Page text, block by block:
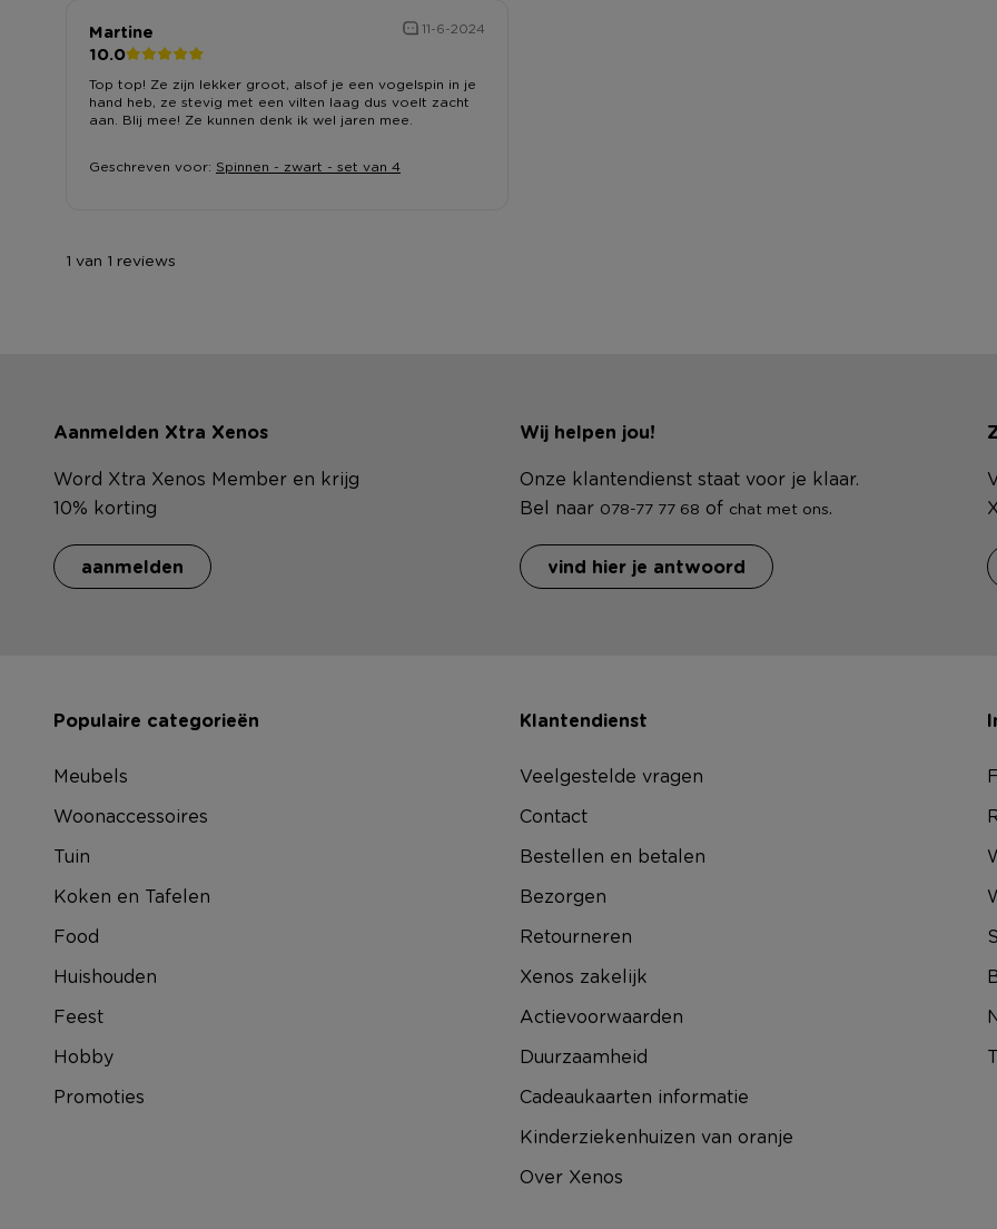
Martine 11-6-2024
10.0
Top top! Ze zijn lekker groot, alsof je een vogelspin in je
hand heb, ze stevig met een vilten laag dus voelt zacht
aan. Blij mee! Ze kunnen denk ik wel jaren mee.
Geschreven voor: Spinnen - zwart - set van 4
1 van 1 reviews
Aanmelden Xtra Xenos
Word Xtra Xenos Member en krijg
10% korting
aanmelden
Wij helpen jou!
Onze klantendienst staat voor je klaar.
Bel naar 078-77 77 68 of chat met ons.
vind hier je antwoord
Populaire categorieën
Meubels
Woonaccessoires
Tuin
Koken en Tafelen
Food
Huishouden
Feest
Hobby
Promoties
Klantendienst
Veelgestelde vragen
Contact
Bestellen en betalen
Bezorgen
Retourneren
Xenos zakelijk
Actievoorwaarden
Duurzaamheid
Cadeaukaarten informatie
Kinderziekenhuizen van oranje
Over Xenos